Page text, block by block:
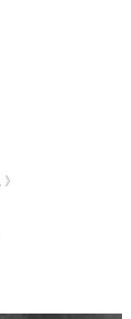
~ 1940) 为例》